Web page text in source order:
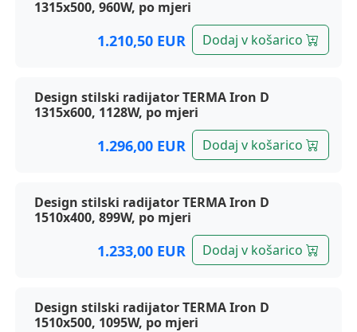
1315x500, 960W, po mjeri
1.210,50 EUR Dodaj v košarico
Design stilski radijator TERMA Iron D
1315x600, 1128W, po mjeri
1.296,00 EUR Dodaj v košarico
Design stilski radijator TERMA Iron D
1510x400, 899W, po mjeri
1.233,00 EUR Dodaj v košarico
Design stilski radijator TERMA Iron D
1510x500, 1095W, po mjeri